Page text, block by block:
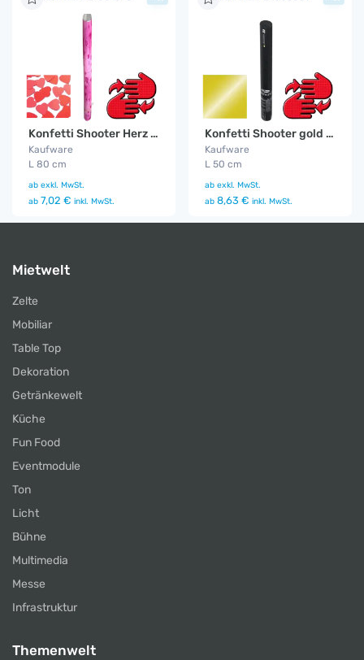
Konfetti Shooter Herz 80 cm
Kaufware
L 80 cm
ab exkl. MwSt.
ab 7,02 € inkl. MwSt.
Konfetti Shooter gold 50 cm
Kaufware
L 50 cm
ab exkl. MwSt.
ab 8,63 € inkl. MwSt.
Mietwelt
Zelte
Mobiliar
Table Top
Dekoration
Getränkewelt
Küche
Fun Food
Eventmodule
Ton
Licht
Bühne
Multimedia
Messe
Infrastruktur
Themenwelt